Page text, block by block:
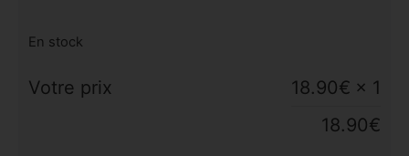
En stock
Votre prix 18.90€ × 1
18.90€